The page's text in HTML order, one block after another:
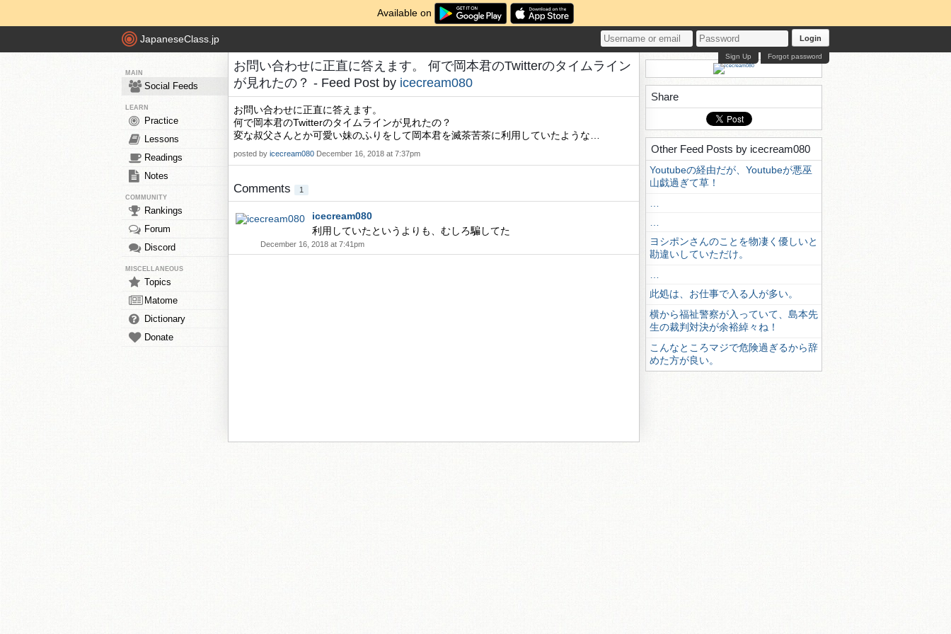
Available on
JapaneseClass.jp Login
Forgot password
Sign Up
MAIN
Social Feeds
LEARN
Practice
Lessons
Readings
Notes
COMMUNITY
Rankings
Forum
Discord
MISCELLANEOUS
Topics
Matome
Dictionary
Donate
お問い合わせに正直に答えます。 何で岡本君のTwitterのタイムライン
が見れたの？ - Feed Post by icecream080
お問い合わせに正直に答えます。
何で岡本君のTwitterのタイムラインが見れたの？
変な叔父さんとか可愛い妹のふりをして岡本君を滅茶苦茶に利用していたような…
posted by icecream080 December 16, 2018 at 7:37pm
Comments 1
icecream080
利用していたというよりも、むしろ騙してた
December 16, 2018 at 7:41pm
Share
Other Feed Posts by icecream080
Youtubeの経由だが、Youtubeが悪巫
山戯過ぎて草！
ヨシポンさんのことを物凄く優しいと
勘違いしていただけ。
此処は、お仕事で入る人が多い。
横から福祉警察が入っていて、島本先
生の裁判対決が余裕綽々ね！
こんなところマジで危険過ぎるから辞
めた方が良い。